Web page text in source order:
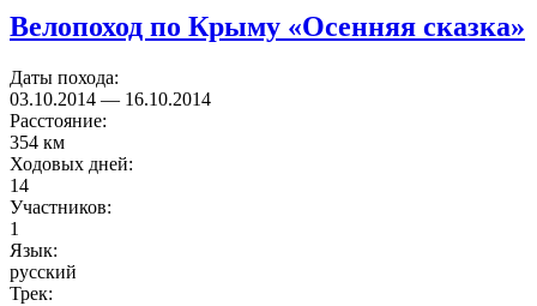
Велопоход по Крыму «Осенняя сказка»
Даты похода:
03.10.2014 — 16.10.2014
Расстояние:
354 км
Ходовых дней:
14
Участников:
1
Язык:
русский
Трек: